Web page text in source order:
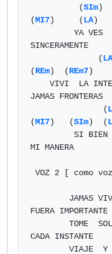
          (
SIm)
(MI7)     (LA)
SINCERAMENTE
              (
(REm)  (REm7
JAMAS FRONTERAS
               (
(MI7)   (SIm)  (
MI MANERA
FUERA IMPORTANTE
CADA INSTANTE